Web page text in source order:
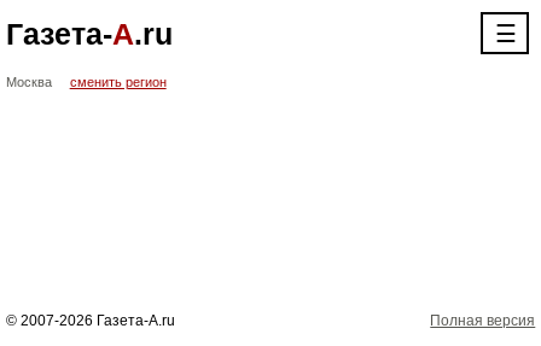
Газета-А.ru ☰
Москва сменить регион
© 2007-2026 Газета-А.ru Полная версия